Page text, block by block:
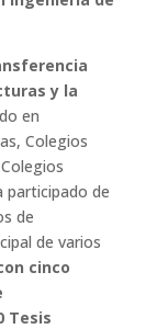
y la
en
Colegios
participado de
de
de varios
cinco
Tesis